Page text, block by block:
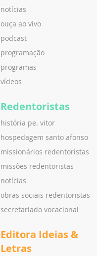
notícias
ouça ao vivo
podcast
programação
programas
vídeos
Redentoristas
história pe. vitor
hospedagem santo afonso
missionários redentoristas
missões redentoristas
notícias
obras sociais redentoristas
secretariado vocacional
Editora Ideias &
Letras